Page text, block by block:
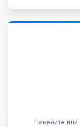
Наведите
Прием